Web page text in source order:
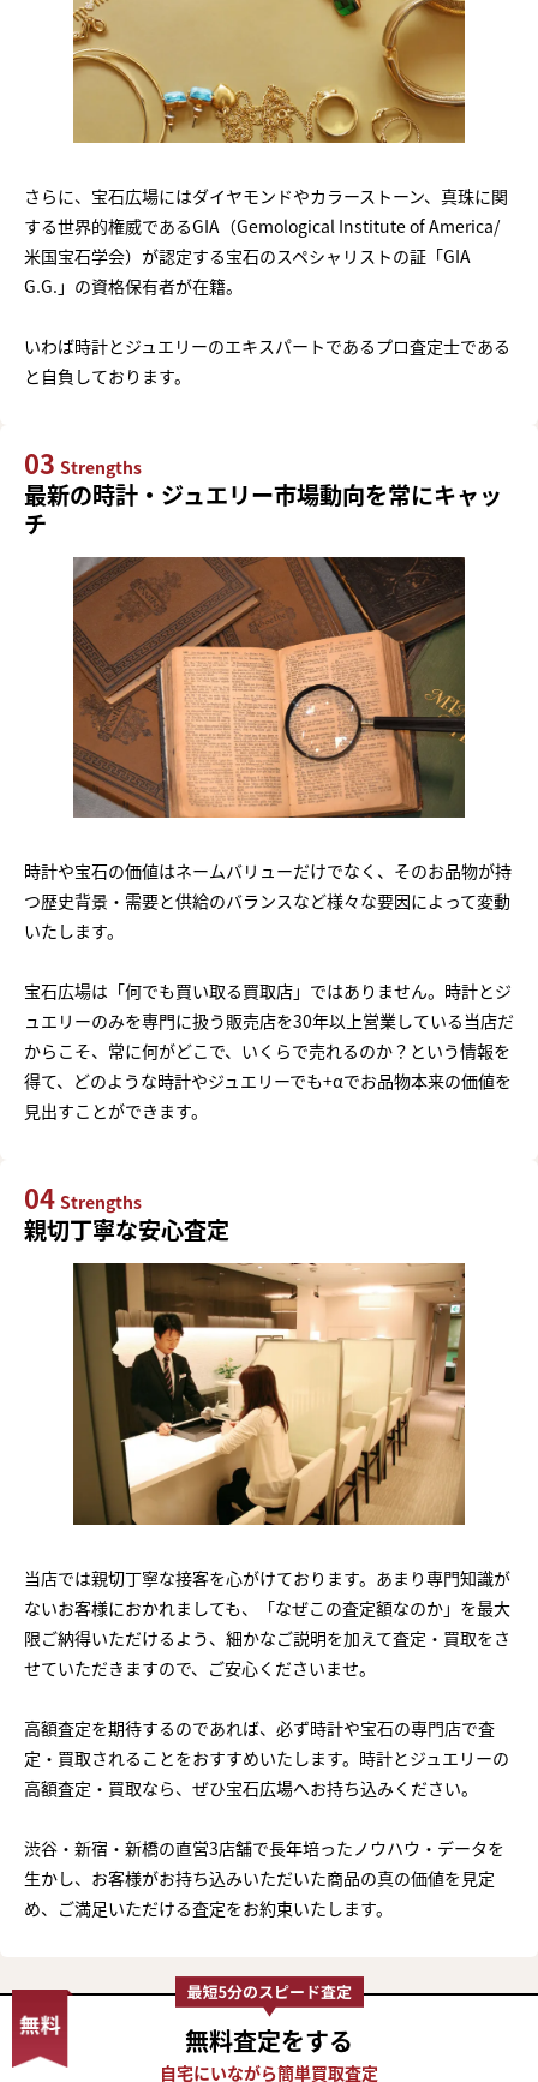
さらに、宝石広場にはダイヤモンドやカラーストーン、真珠に関
する世界的権威であるGIA（Gemological Institute of America/
米国宝石学会）が認定する宝石のスペシャリストの証「GIA
G.G.」の資格保有者が在籍。
いわば時計とジュエリーのエキスパートであるプロ査定士である
と自負しております。
03 Strengths
最新の時計・ジュエリー市場動向を常にキャッ
チ
時計や宝石の価値はネームバリューだけでなく、そのお品物が持
つ歴史背景・需要と供給のバランスなど様々な要因によって変動
いたします。
宝石広場は「何でも買い取る買取店」ではありません。時計とジ
ュエリーのみを専門に扱う販売店を30年以上営業している当店だ
からこそ、常に何がどこで、いくらで売れるのか？という情報を
得て、どのような時計やジュエリーでも+αでお品物本来の価値を
見出すことができます。
04 Strengths
親切丁寧な安心査定
当店では親切丁寧な接客を心がけております。あまり専門知識が
ないお客様におかれましても、「なぜこの査定額なのか」を最大
限ご納得いただけるよう、細かなご説明を加えて査定・買取をさ
せていただきますので、ご安心くださいませ。
高額査定を期待するのであれば、必ず時計や宝石の専門店で査
定・買取されることをおすすめいたします。時計とジュエリーの
高額査定・買取なら、ぜひ宝石広場へお持ち込みください。
渋谷・新宿・新橋の直営3店舗で長年培ったノウハウ・データを
生かし、お客様がお持ち込みいただいた商品の真の価値を見定
め、ご満足いただける査定をお約束いたします。
無料査定をする
まずは
かんたん30秒でお試し査定